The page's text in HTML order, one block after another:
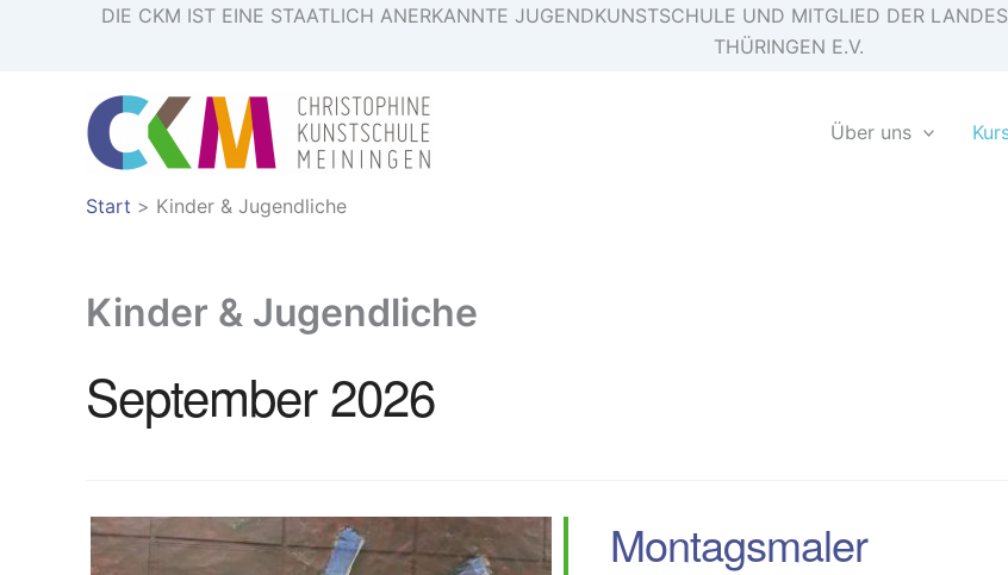
DIE CKM IST EINE STAATLICH ANERKANNTE JUGENDKUNSTSCHULE UND MITGLIED DER
THÜRINGEN E.V.
Über uns
Start Kinder & Jugendliche
Kinder & Jugendliche
September 2026
Montagsmaler